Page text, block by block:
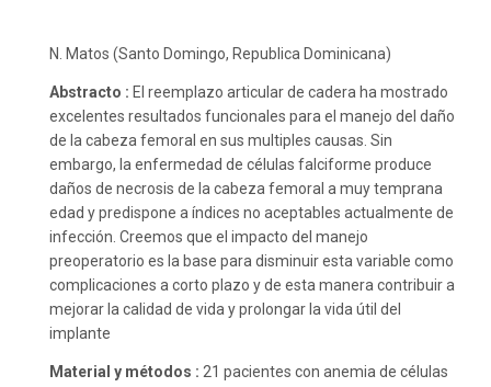
N. Matos (Santo Domingo, Republica Dominicana)
Abstracto : El reemplazo articular de cadera ha mostrado
excelentes resultados funcionales para el manejo del daño
de la cabeza femoral en sus multiples causas. Sin
embargo, la enfermedad de células falciforme produce
daños de necrosis de la cabeza femoral a muy temprana
edad y predispone a índices no aceptables actualmente de
infección. Creemos que el impacto del manejo
preoperatorio es la base para disminuir esta variable como
complicaciones a corto plazo y de esta manera contribuir a
mejorar la calidad de vida y prolongar la vida útil del
implante
Material y métodos : 21 pacientes con anemia de células